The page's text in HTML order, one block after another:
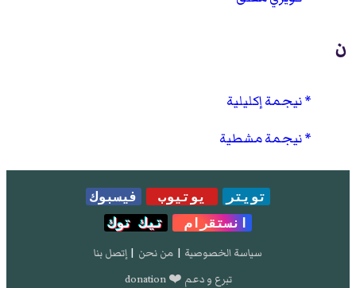
ن
نيجمة إكليلية
نيجمة مشطية
تويتر يوتيوب
فيسبوك
انستقرام
تيك توك
سياسة الخصوصية | من نحن | إتصل بنا
تبرع و دعم ❤️ donation